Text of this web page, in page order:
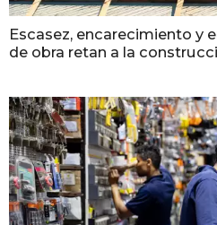
Escasez, encarecimiento y
de obra retan a la